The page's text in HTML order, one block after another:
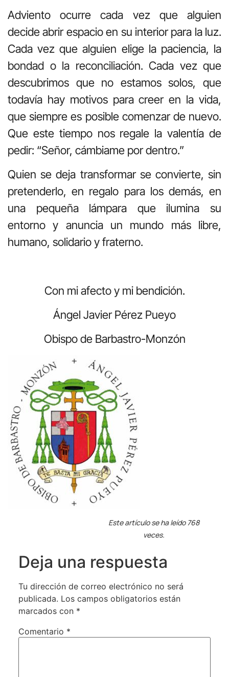
Adviento ocurre cada vez que alguien
decide abrir espacio en su interior para la luz.
Cada vez que alguien elige la paciencia, la
bondad o la reconciliación. Cada vez que
descubrimos que no estamos solos, que
todavía hay motivos para creer en la vida,
que siempre es posible comenzar de nuevo.
Que este tiempo nos regale la valentía de
pedir: “Señor, cámbiame por dentro.”
Quien se deja transformar se convierte, sin
pretenderlo, en regalo para los demás, en
una pequeña lámpara que ilumina su
entorno y anuncia un mundo más libre,
humano, solidario y fraterno.
Con mi afecto y mi bendición.
Ángel Javier Pérez Pueyo
Obispo de Barbastro-Monzón
Este artículo se ha leído 768
veces.
Deja una respuesta
Tu dirección de correo electrónico no será
publicada. Los campos obligatorios están
marcados con *
Comentario *